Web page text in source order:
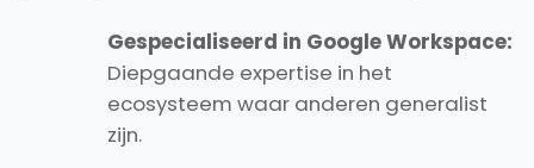
Gespecialiseerd in Google Workspace:
Diepgaande expertise in het
ecosysteem waar anderen generalist
zijn.